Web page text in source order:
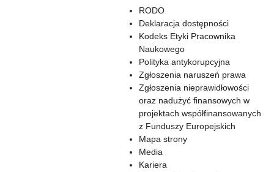
RODO
Deklaracja dostępności
Kodeks Etyki Pracownika
Naukowego
Polityka antykorupcyjna
Zgłoszenia naruszeń prawa
Zgłoszenia nieprawidłowości
oraz nadużyć finansowych w
projektach współfinansowanych
z Funduszy Europejskich
Mapa strony
Media
Kariera